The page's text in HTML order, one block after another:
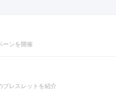
ーンを開催
ブレスレットを紹介